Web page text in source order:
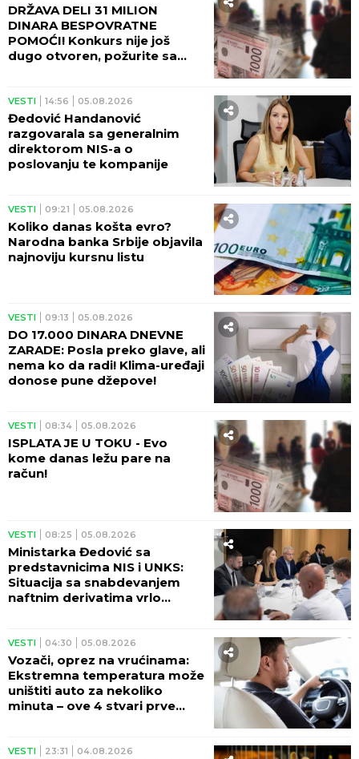
DRŽAVA DELI 31 MILION
DINARA BESPOVRATNE
POMOĆI! Konkurs nije još
dugo otvoren, požurite sa
VESTI 14:56 05.08.2026
Đedović Handanović
razgovarala sa generalnim
direktorom NIS-a o
poslovanju te kompanije
VESTI 09:21 05.08.2026
Koliko danas košta evro?
Narodna banka Srbije objavila
najnoviju kursnu listu
VESTI 09:13 05.08.2026
DO 17.000 DINARA DNEVNE
ZARADE: Posla preko glave, ali
nema ko da radi! Klima-uređaji
donose pune džepove!
VESTI 08:34 05.08.2026
ISPLATA JE U TOKU - Evo
kome danas ležu pare na
račun!
VESTI 08:25 05.08.2026
Ministarka Đedović sa
predstavnicima NIS i UNKS:
Situacija sa snabdevanjem
naftnim derivatima vrlo
VESTI 04:30 05.08.2026
Vozači, oprez na vrućinama:
Ekstremna temperatura može
uništiti auto za nekoliko
minuta – ove 4 stvari prve
VESTI 23:31 04.08.2026